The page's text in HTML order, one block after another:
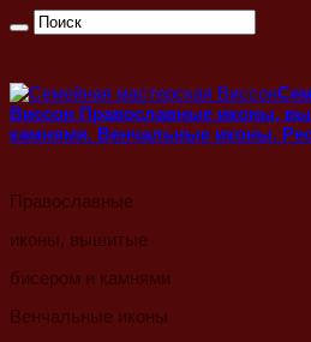
Виссон Православные иконы,
камнями. Венчальные иконы.
Православные
иконы, вышитые
бисером и камнями
Венчальные иконы